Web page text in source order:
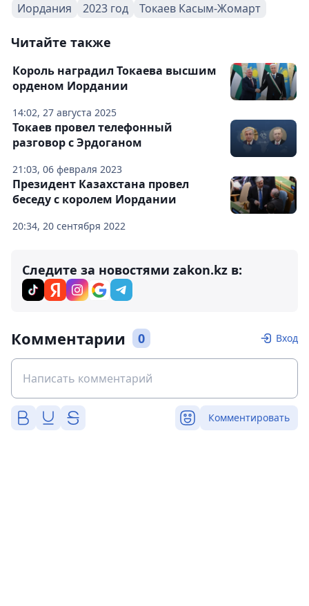
Иордания 2023 год Токаев Касым-Жомарт
Читайте также
14:02, 27 августа 2025
Король наградил Токаева высшим
орденом Иордании
21:03, 06 февраля 2023
Токаев провел телефонный
разговор с Эрдоганом
20:34, 20 сентября 2022
Президент Казахстана провел
беседу с королем Иордании
Следите за новостями zakon.kz в:
Комментарии 0 Вход
Комментировать